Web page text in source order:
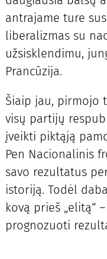
antrajame ture
liberalizmas su
užsisklendimu,
Prancūzija.
Šiaip jau, pirmojo
visų partijų
įveikti piktąją
Pen Nacionalinis
savo rezultatus
istoriją. Todėl
kovą prieš „elitą“
prognozuoti